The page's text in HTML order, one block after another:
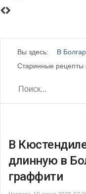
Вы здесь: В
Старинные рецепты
В
длинную в
граффити